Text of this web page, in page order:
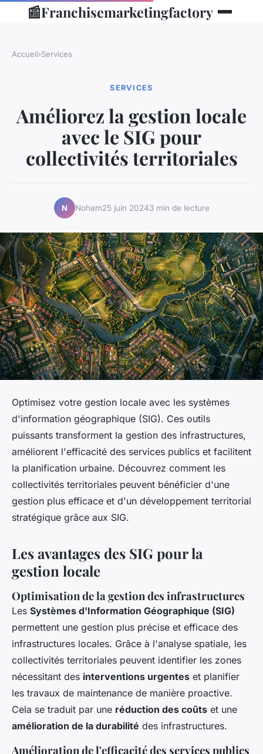
📰Franchisemarketingfactory
Accueil›Services
SERVICES
Améliorez la gestion locale
avec le SIG pour
collectivités territoriales
N Noham25 juin 20243 min de lecture
Optimisez votre gestion locale avec les systèmes
d'information géographique (SIG). Ces outils
puissants transforment la gestion des infrastructures,
améliorent l'efficacité des services publics et facilitent
la planification urbaine. Découvrez comment les
collectivités territoriales peuvent bénéficier d'une
gestion plus efficace et d'un développement territorial
stratégique grâce aux SIG.
Les avantages des SIG pour la
gestion locale
Optimisation de la gestion des infrastructures
Les Systèmes d'Information Géographique (SIG)
permettent une gestion plus précise et efficace des
infrastructures locales. Grâce à l'analyse spatiale, les
collectivités territoriales peuvent identifier les zones
nécessitant des interventions urgentes et planifier
les travaux de maintenance de manière proactive.
Cela se traduit par une réduction des coûts et une
amélioration de la durabilité des infrastructures.
Amélioration de l'efficacité des services publics